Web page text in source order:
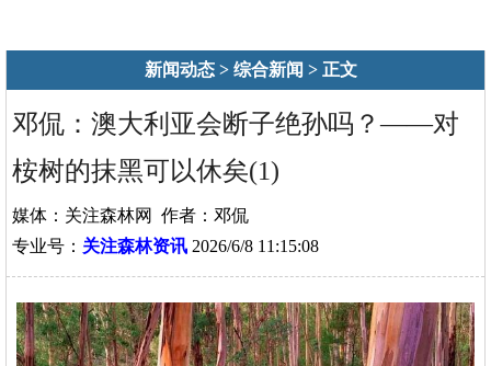
新闻动态 > 综合新闻 > 正文
邓侃：澳大利亚会断子绝孙吗？——对
桉树的抹黑可以休矣(1)
媒体：关注森林网 作者：邓侃
专业号： 关注森林资讯 2026/6/8 11:15:08